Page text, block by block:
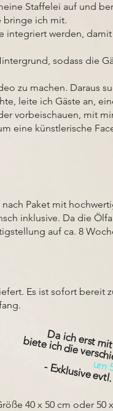
Staffelei auf und
bringe ich mit.
werden,
sodass die
zu machen. Daraus
leite ich Gäste an,
vorbeischauen, mit
eine künstlerische
Paket mit
inklusive. Da die
auf ca. 8
Es ist sofort bereit
40 x 50 cm oder 50
Da ich erst
biete ich die um
- Exklusive